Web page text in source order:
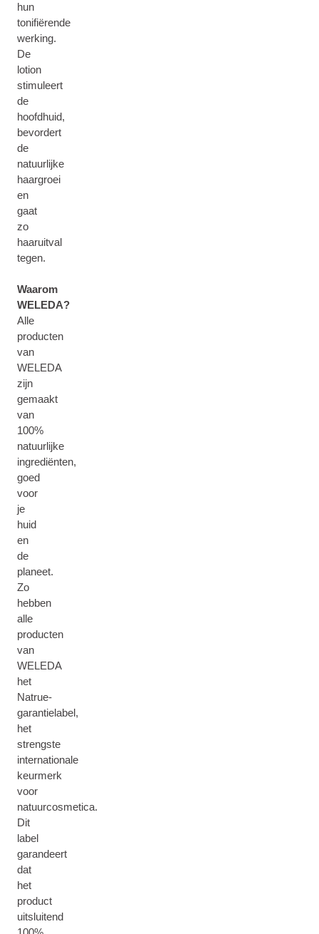
hun
tonifiërende
werking.
De
lotion
stimuleert
de
hoofdhuid,
bevordert
de
natuurlijke
haargroei
en
gaat
zo
haaruitval
tegen.
Waarom
WELEDA?
Alle
producten
van
WELEDA
zijn
gemaakt
van
100%
natuurlijke
ingrediënten,
goed
voor
je
huid
en
de
planeet.
Zo
hebben
alle
producten
van
WELEDA
het
Natrue-
garantielabel,
het
strengste
internationale
keurmerk
voor
natuurcosmetica.
Dit
label
garandeert
dat
het
product
uitsluitend